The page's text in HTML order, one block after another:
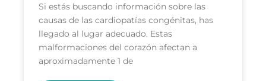
Si estás buscando información sobre las
causas de las cardiopatías congénitas, has
llegado al lugar adecuado. Estas
malformaciones del corazón afectan a
aproximadamente 1 de